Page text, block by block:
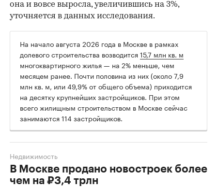
она и вовсе выросла, увеличившись на 3%,
уточняется в данных исследования.
На начало августа 2026 года в Москве в рамках
долевого строительства возводится15,7 млн кв. м
многоквартирного жилья — на 2% меньше, чем
месяцем ранее. Почти половина из них (около 7,9
млн кв. м, или 49,9% от общего объема) приходится
на десятку крупнейших застройщиков. При этом
всего жилищным строительством в Москве сейчас
занимаются 114 застройщиков.
В Москве продано новостроек более
чем на ₽3,4 трлн
Недвижимость